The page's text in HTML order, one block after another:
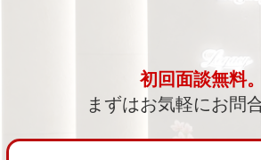
初回面談無料。
まずはお気軽にお問